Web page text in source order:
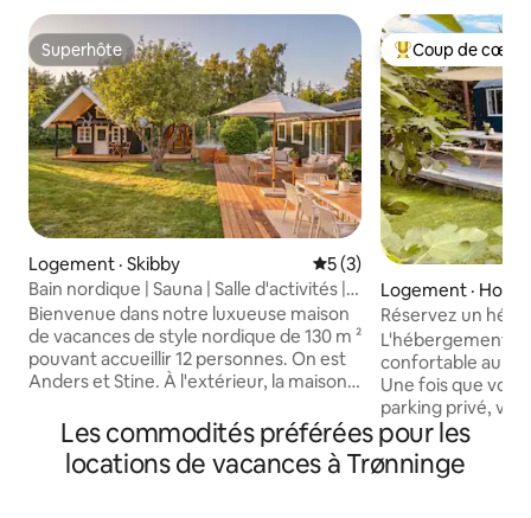
Superhôte
Superhôte
Logement · Skibby Note moyenne de 5 sur
5 (3)
Bain nordique | Sauna | Salle d'activités |
Cinéma
Bienvenue dans notre luxueuse maison
de vacances de style nordique de 130 m ²
pouvant accueillir 12 personnes. On est
Anders et Stine. À l'extérieur, la maison
privé en pleine nature, un sauna et une
douche extérieure. À l'intérieur, il y a un
cinéma, un billard et du tennis de table,
Coup de cœur
Coup de cœur
Logement ·
Réservez un
dans la « roulotte »
L'hébergement
confortable au
Une fois que
parking privé,
d'un petit chemin privé Les
peuvent être
foyer. Pendant le séjour, vous avez votre
Les commodités préférées pour les
locations de vacances à Trønninge